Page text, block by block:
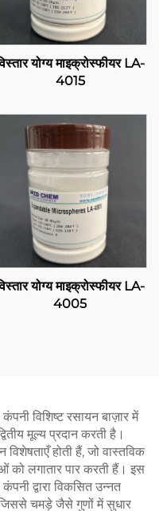
योग्य माइक्रोस्फीयर LA-
4015
योग्य माइक्रोस्फीयर LA-
4005
विशिष्ट रसायन बाज़ार में
मूल्य प्रदान करती है।
होती हैं, जो वास्तविक
को लगातार पार करती हैं। इस
द्वारा विकसित उन्नत
चमड़े जैसे गुणों में सुधार